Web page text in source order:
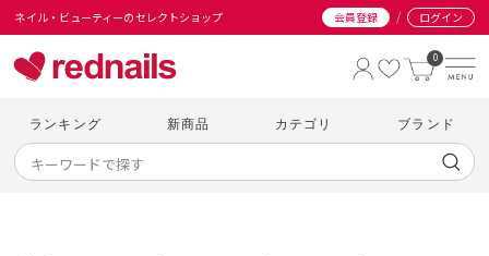
ネイル・ビューティーのセレクトショップ 会員登録 / ログイン
0
ランキング 新商品 カテゴリ ブランド